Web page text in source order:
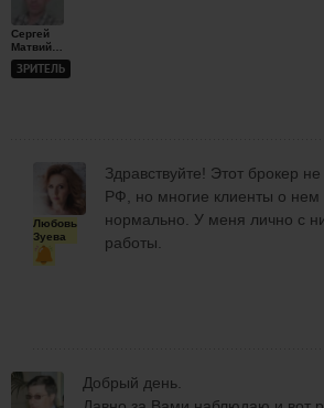
Сергей
Матвийчук
ЗРИТЕЛЬ
Любовь
Зуева
Здравствуйте! Этот брокер
РФ, но многие клиенты о нем
нормально. У меня лично с
работы.
Добрый день.